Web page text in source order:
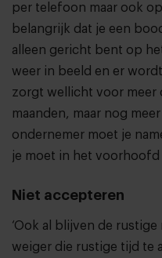
per telefoon maar ook
belangrijk dat je een
alleen gericht bent op
weer in beeld en er wordt
zorgt wellicht voor meer
maanden, maar nog
ondernemer moet je
je moet in het voorhoofd
Niet accepteren
‘Ook al blijven de
weiger die rustige tijd te